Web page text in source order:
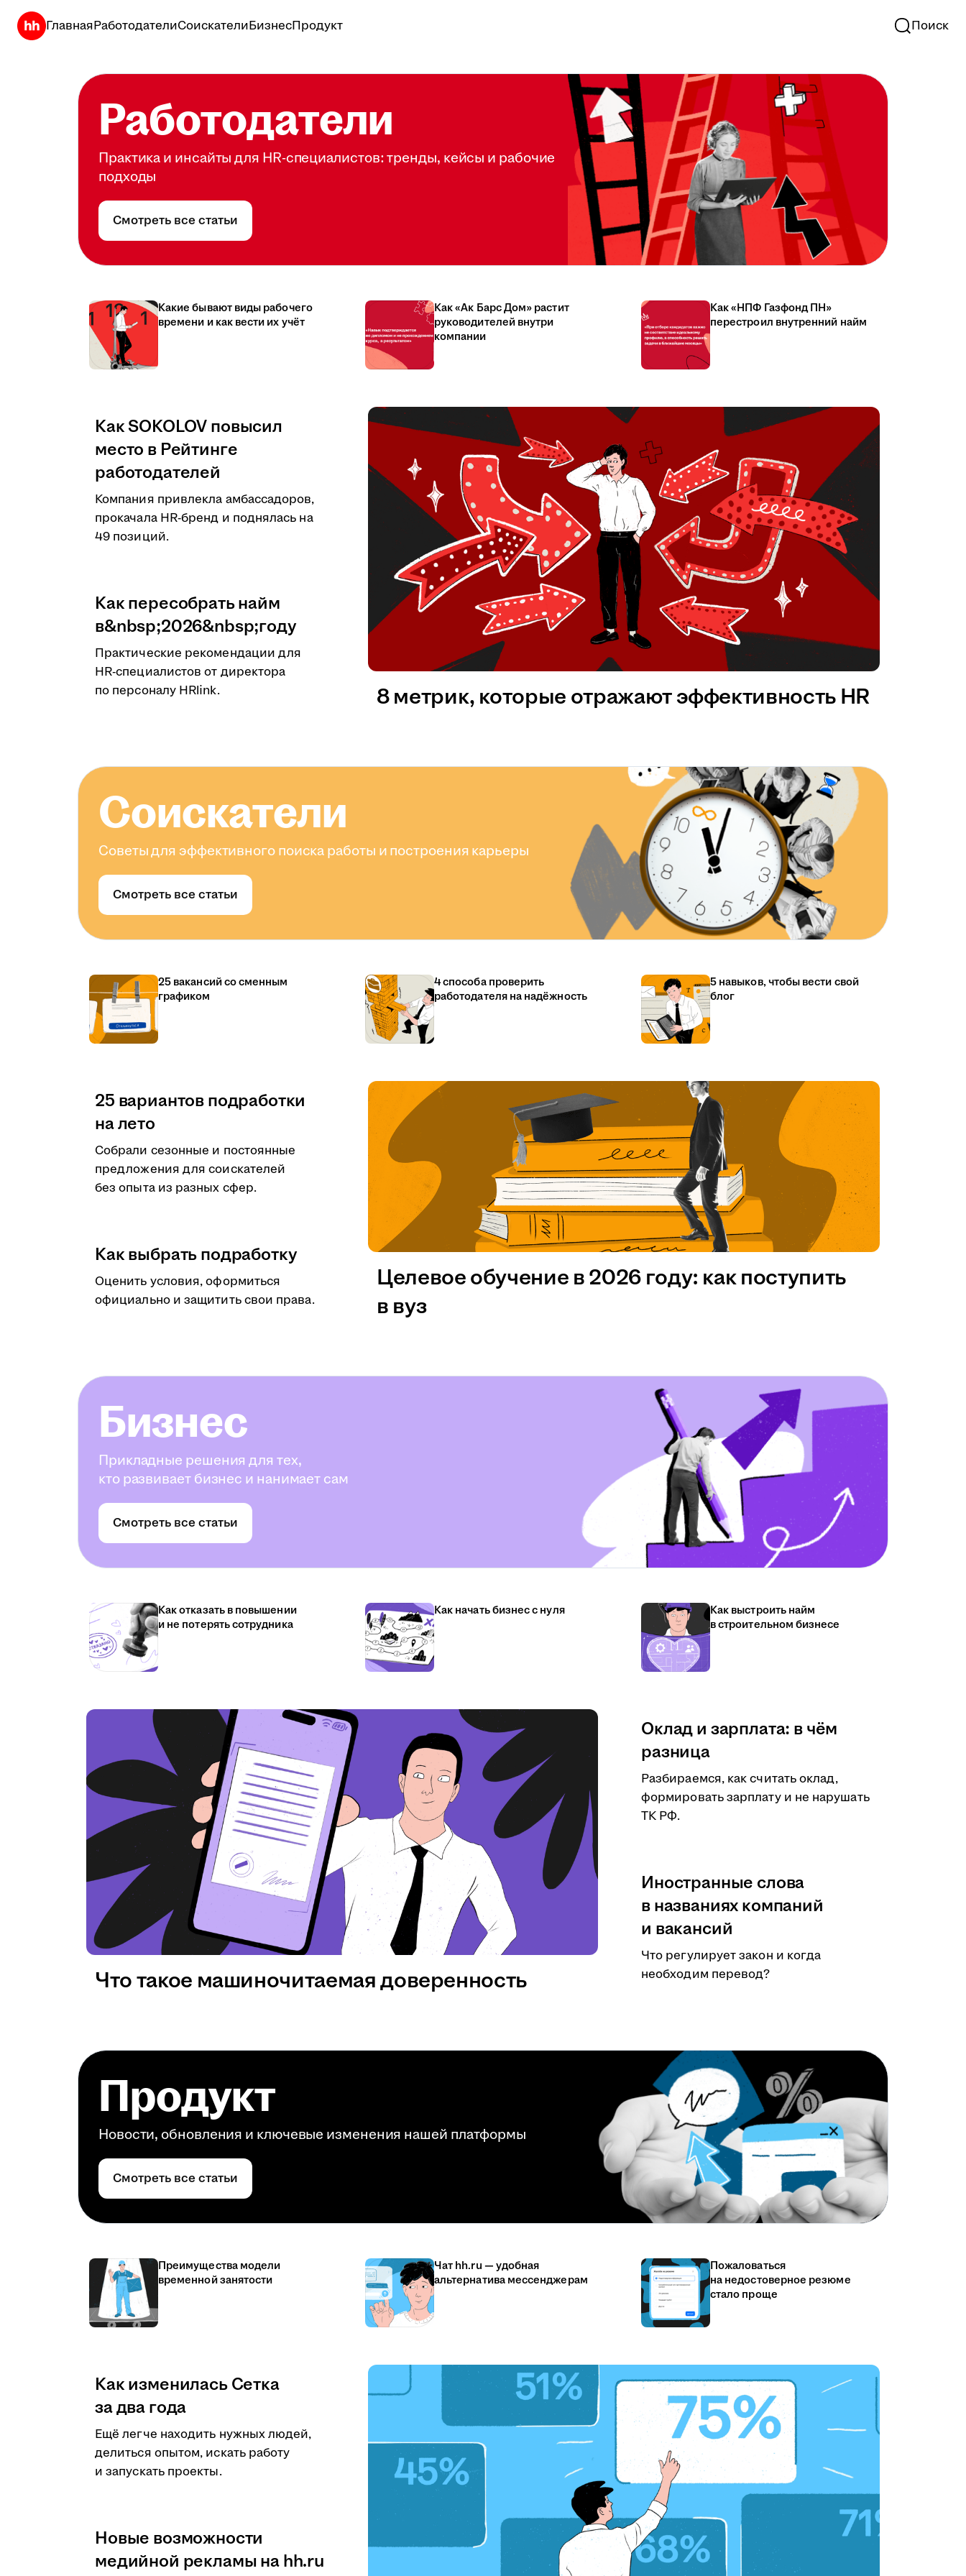
ГлавнаяРаботодателиСоискателиБизнесПродукт Поиск
Работодатели
Практика и инсайты для HR-специалистов: тренды, кейсы и рабочие
подходы
Смотреть все статьи
Какие бывают виды рабочего
времени и как вести их учёт
Как «Ак Барс Дом» растит
руководителей внутри
компании
Как «НПФ Газфонд ПН»
перестроил внутренний найм
Как SOKOLOV повысил
место в Рейтинге
работодателей
Компания привлекла амбассадоров,
прокачала HR-бренд и поднялась на
49 позиций.
Как пересобрать найм
в&nbsp;2026&nbsp;году
Практические рекомендации для
HR-специалистов от директора
по персоналу HRlink.
8 метрик, которые отражают эффективность HR
Соискатели
Советы для эффективного поиска работы и построения карьеры
Смотреть все статьи
25 вакансий со сменным
графиком
4 способа проверить
работодателя на надёжность
5 навыков, чтобы вести свой
блог
25 вариантов подработки
на лето
Собрали сезонные и постоянные
предложения для соискателей
без опыта из разных сфер.
Как выбрать подработку
Оценить условия, оформиться
официально и защитить свои права.
Целевое обучение в 2026 году: как поступить
в вуз
Бизнес
Прикладные решения для тех,
кто развивает бизнес и нанимает сам
Смотреть все статьи
Как отказать в повышении
и не потерять сотрудника
Как начать бизнес с нуля
Как выстроить найм
в строительном бизнесе
Оклад и зарплата: в чём
разница
Разбираемся, как считать оклад,
формировать зарплату и не нарушать
ТК РФ.
Иностранные слова
в названиях компаний
и вакансий
Что регулирует закон и когда
необходим перевод?
Что такое машиночитаемая доверенность
Продукт
Новости, обновления и ключевые изменения нашей платформы
Смотреть все статьи
Преимущества модели
временной занятости
Чат hh.ru — удобная
альтернатива мессенджерам
Пожаловаться
на недостоверное резюме
стало проще
Как изменилась Сетка
за два года
Ещё легче находить нужных людей,
делиться опытом, искать работу
и запускать проекты.
Новые возможности
медийной рекламы на hh.ru